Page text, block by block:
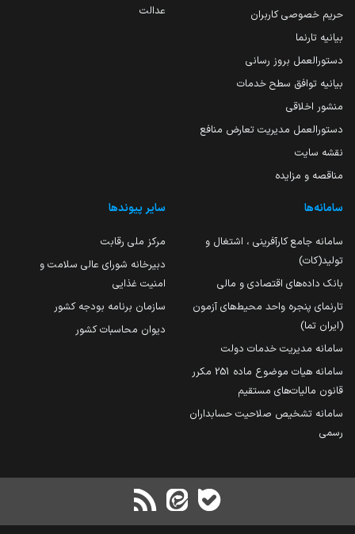
حریم خصوصی کاربران
بیانیه تارنما
دستورالعمل بروز رسانی
بیانیه توافق سطح خدمات
منشور اخلاقی
دستورالعمل مدیریت تعارض منافع
نقشه سایت
مناقصه و مزایده
عدالت
سامانه‌ها
سامانه جامع کارآفرینی ، اشتغال و
تولید(کات)
بانک داده‌های اقتصادی و مالی
تارنمای پنجره واحد محیط‌های آزمون
(ایران تما)
سامانه مدیریت خدمات دولت
سامانه هیات موضوع ماده 251 مکرر
قانون مالیات‌های مستقیم
سامانه تشخیص صلاحیت حسابداران
رسمی
سایر پیوندها
مرکز ملی رقابت
دبیرخانه شورای عالی سلامت و
امنیت غذایی
سازمان برنامه بودجه کشور
دیوان محاسبات کشور